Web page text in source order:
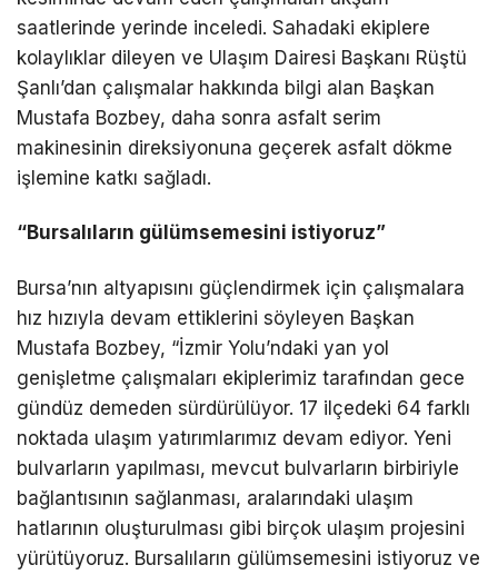
saatlerinde yerinde inceledi. Sahadaki ekiplere
kolaylıklar dileyen ve Ulaşım Dairesi Başkanı Rüştü
Şanlı’dan çalışmalar hakkında bilgi alan Başkan
Mustafa Bozbey, daha sonra asfalt serim
makinesinin direksiyonuna geçerek asfalt dökme
işlemine katkı sağladı.
“Bursalıların gülümsemesini istiyoruz”
Bursa’nın altyapısını güçlendirmek için çalışmalara
hız hızıyla devam ettiklerini söyleyen Başkan
Mustafa Bozbey, “İzmir Yolu’ndaki yan yol
genişletme çalışmaları ekiplerimiz tarafından gece
gündüz demeden sürdürülüyor. 17 ilçedeki 64 farklı
noktada ulaşım yatırımlarımız devam ediyor. Yeni
bulvarların yapılması, mevcut bulvarların birbiriyle
bağlantısının sağlanması, aralarındaki ulaşım
hatlarının oluşturulması gibi birçok ulaşım projesini
yürütüyoruz. Bursalıların gülümsemesini istiyoruz ve